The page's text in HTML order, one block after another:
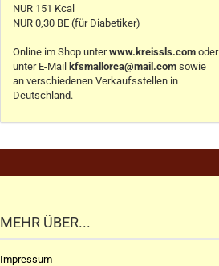
NUR 151 Kcal
NUR 0,30 BE (für Diabetiker)
Online im Shop unterwww.kreissls.com oder
unter E-Mail kfsmallorca@mail.com sowie
an verschiedenen Verkaufsstellen in
Deutschland.
MEHR ÜBER...
Impressum